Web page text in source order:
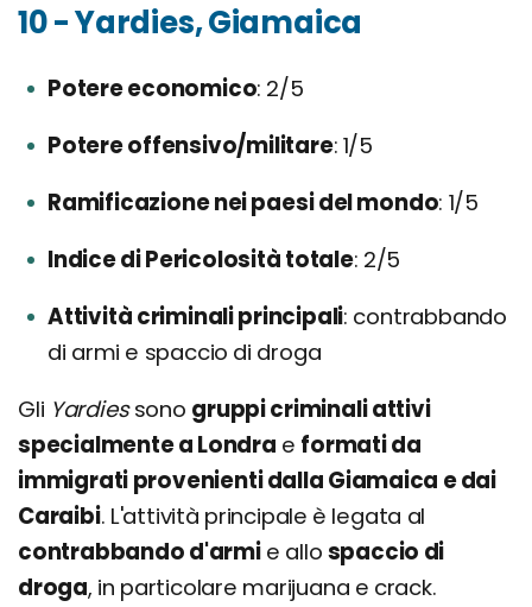
10 - Yardies, Giamaica
Potere economico 2/5
Potere offensivo/militare 1/5
Ramificazione nei paesi del mondo 1/5
Indice di Pericolosità totale 2/5
Attività criminali principali contrabbando
di armi e spaccio di droga
Gli Yardiessono gruppi criminali attivi
specialmente a Londra e formati da
immigrati provenienti dalla Giamaica e dai
Caraibi. L'attività principale è legata al
contrabbando d'armie allo spaccio di
droga, in particolare marijuana e crack.